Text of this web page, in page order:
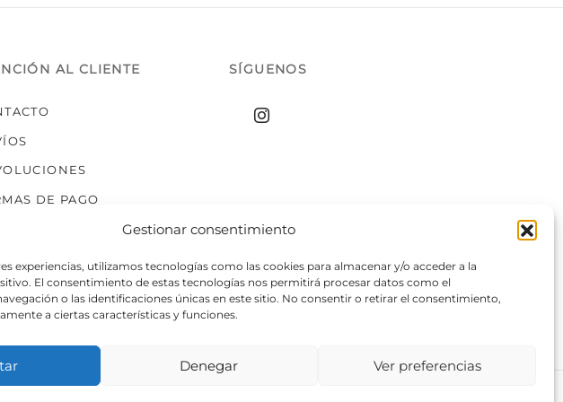
Gestionar consentimiento
experiencias, utilizamos tecnologías como las cookies para almacenar y/o acceder a la
El consentimiento de estas tecnologías nos permitirá procesar datos como el
o las identificaciones únicas en este sitio. No consentir o retirar el consentimiento,
a ciertas características y funciones.
Denegar Ver preferencias
AL CLIENTE
DE PAGO
SÍGUENOS